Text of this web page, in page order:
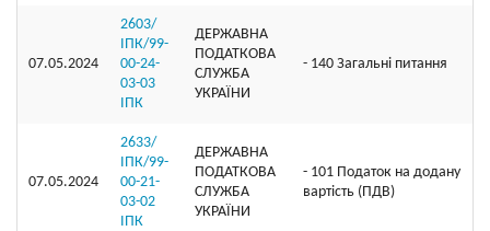
07.05.2024
2603/
ІПК/99-
00-24-
03-03
ІПК
ДЕРЖАВНА
ПОДАТКОВА
СЛУЖБА
УКРАЇНИ
- 140 Загальні питання
07.05.2024
2633/
ІПК/99-
00-21-
03-02
ІПК
ДЕРЖАВНА
ПОДАТКОВА
СЛУЖБА
УКРАЇНИ
- 101 Податок на додану
вартість (ПДВ)